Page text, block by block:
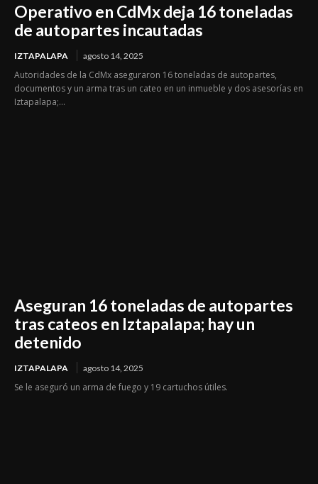
Operativo en CdMx deja 16 toneladas
de autopartes incautadas
IZTAPALAPA agosto 14, 2025
Autoridades de la CdMx aseguraron 16 toneladas de autopartes,
documentos y un arma tras un cateo en un inmueble y dos asesorías en
Iztapalapa;...
Aseguran 16 toneladas de autopartes
tras cateos en Iztapalapa; hay un
detenido
IZTAPALAPA agosto 14, 2025
Se le aseguró un arma de fuego y 19 cartuchos útiles.